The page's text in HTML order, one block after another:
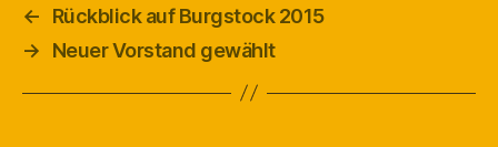
←
Rückblick auf Burgstock 2015
→
Neuer Vorstand gewählt